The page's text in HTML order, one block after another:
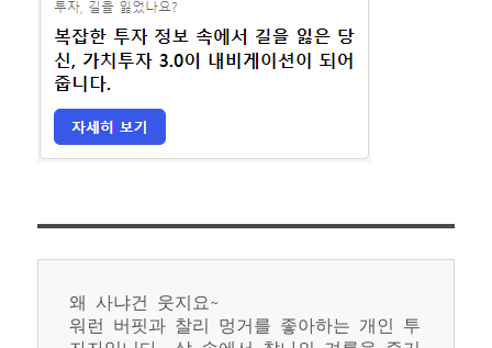
왜 사냐건 웃지요~
워런 버핏과 찰리 멍거를 좋아하는 개인 투